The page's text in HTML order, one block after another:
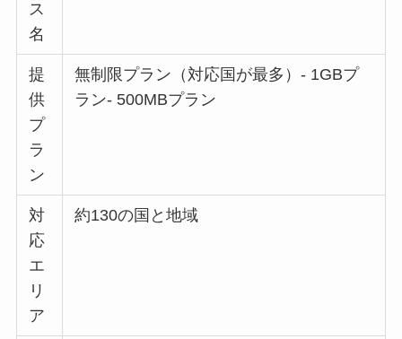
ス
名
提
供
プ
ラ
ン
無制限プラン（対応国が最多）- 1GBプ
ラン- 500MBプラン
対
応
エ
リ
ア
約130の国と地域